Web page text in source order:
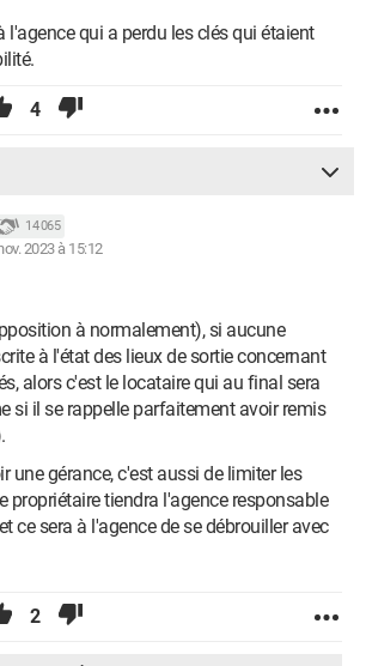
l'agence qui a perdu les clés qui étaient
4
14 065
2023 à 15:12
à normalement), si aucune
à l'état des lieux de sortie concernant
alors c'est le locataire qui au final sera
si il se rappelle parfaitement avoir remis
une gérance, c'est aussi de limiter les
propriétaire tiendra l'agence responsable
ce sera à l'agence de se débrouiller avec
2